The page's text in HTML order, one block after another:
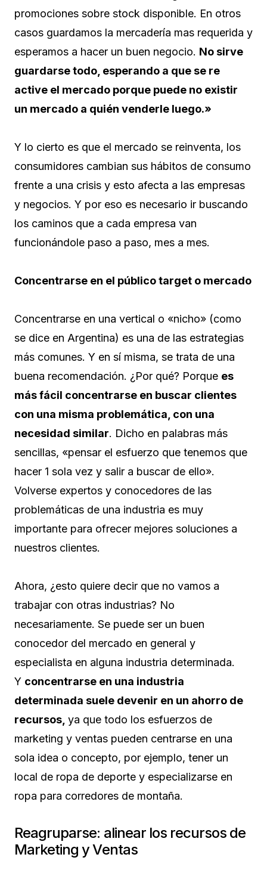
promociones sobre stock disponible. En otros
casos guardamos la mercadería mas requerida y
esperamos a hacer un buen negocio. No sirve
guardarse todo, esperando a que se re
active el mercado porque puede no existir
un mercado a quién venderle luego.»
Y lo cierto es que el mercado se reinventa, los
consumidores cambian sus hábitos de consumo
frente a una crisis y esto afecta a las empresas
y negocios. Y por eso es necesario ir buscando
los caminos que a cada empresa van
funcionándole paso a paso, mes a mes.
Concentrarse en el público target o mercado
Concentrarse en una vertical o «nicho» (como
se dice en Argentina) es una de las estrategias
más comunes. Y en sí misma, se trata de una
buena recomendación. ¿Por qué? Porque es
más fácil concentrarse en buscar clientes
con una misma problemática, con una
necesidad similar. Dicho en palabras más
sencillas, «pensar el esfuerzo que tenemos que
hacer 1 sola vez y salir a buscar de ello».
Volverse expertos y conocedores de las
problemáticas de una industria es muy
importante para ofrecer mejores soluciones a
nuestros clientes.
Ahora, ¿esto quiere decir que no vamos a
trabajar con otras industrias? No
necesariamente. Se puede ser un buen
conocedor del mercado en general y
especialista en alguna industria determinada.
Y concentrarse en una industria
determinada suele devenir en un ahorro de
recursos, ya que todo los esfuerzos de
marketing y ventas pueden centrarse en una
sola idea o concepto, por ejemplo, tener un
local de ropa de deporte y especializarse en
ropa para corredores de montaña.
Reagruparse: alinear los recursos de
Marketing y Ventas